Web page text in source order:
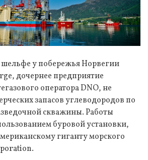
у побережья Норвегии
дочернее предприятие
оператора DNO, не
запасов углеводородов по
скважины. Работы
буровой установки,
гиганту морского